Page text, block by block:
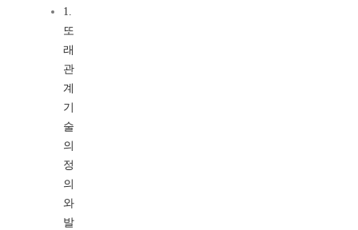
1.
또
래
관
계
기
술
의
정
의
와
발